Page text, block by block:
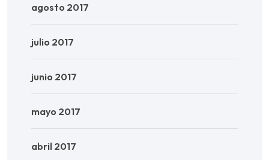
agosto 2017
julio 2017
junio 2017
mayo 2017
abril 2017